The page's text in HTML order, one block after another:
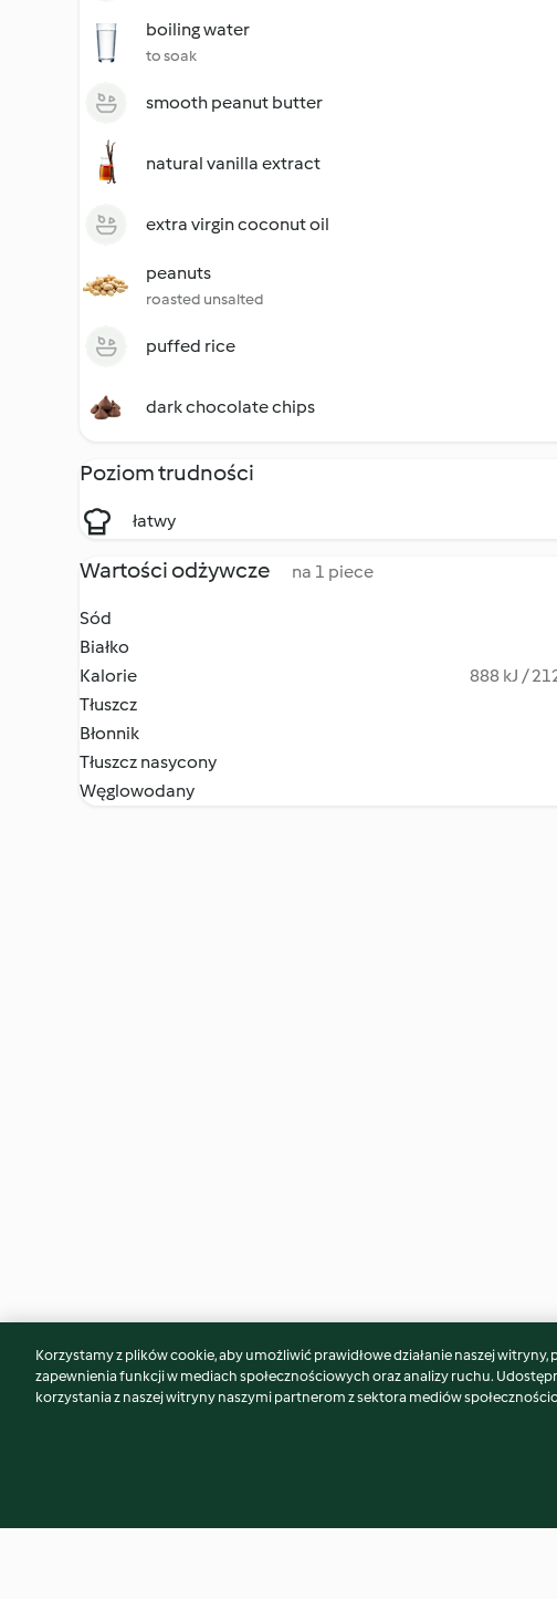
boiling water
to soak
smooth peanut butter
natural vanilla extract
extra virgin coconut oil
peanuts
roasted unsalted
puffed rice
dark chocolate chips
Poziom trudności
łatwy
Wartości odżywcze na 1 piece
Sód
Białko
Kalorie
888 kJ /
Tłuszcz
Błonnik
Tłuszcz nasycony
Węglowodany
Może spodoba Ci się również...
Korzystamy z plików cookie, aby umożliwić prawidłowe działanie naszej witryny,
zapewnienia funkcji w mediach społecznościowych oraz analizy ruchu.
korzystania z naszej witryny naszymi partnerom z sektora mediów